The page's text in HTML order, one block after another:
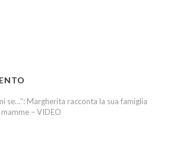
se…”: Margherita racconta la sua famiglia
– VIDEO